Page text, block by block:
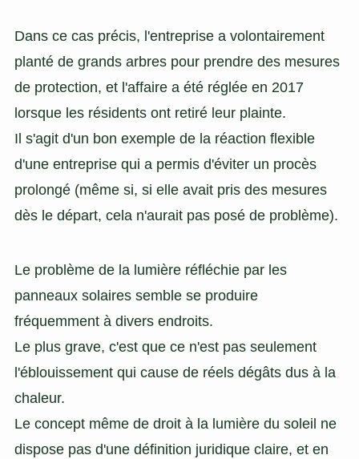
Dans ce cas précis, l'entreprise a volontairement
planté de grands arbres pour prendre des mesures
de protection, et l'affaire a été réglée en 2017
lorsque les résidents ont retiré leur plainte.
Il s'agit d'un bon exemple de la réaction flexible
d'une entreprise qui a permis d'éviter un procès
prolongé (même si, si elle avait pris des mesures
dès le départ, cela n'aurait pas posé de problème).
Le problème de la lumière réfléchie par les
panneaux solaires semble se produire
fréquemment à divers endroits.
Le plus grave, c'est que ce n'est pas seulement
l'éblouissement qui cause de réels dégâts dus à la
chaleur.
Le concept même de droit à la lumière du soleil ne
dispose pas d'une définition juridique claire, et en